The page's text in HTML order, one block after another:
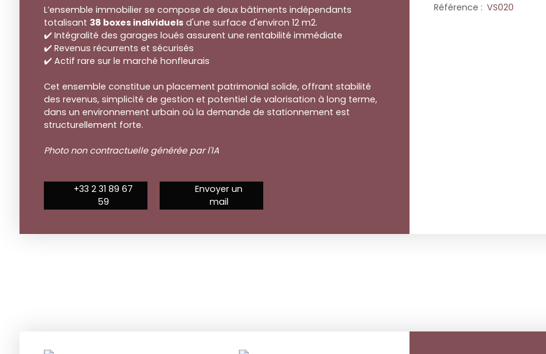
L’ensemble immobilier se compose de deux bâtiments indépendants
totalisant 38 boxes individuels d'une surface d'environ 12 m2.
✔️ Intégralité des garages loués assurent une rentabilité immédiate
✔️ Revenus récurrents et sécurisés
✔️ Actif rare sur le marché honfleurais
Cet ensemble constitue un placement patrimonial solide, offrant stabilité
des revenus, simplicité de gestion et potentiel de valorisation à long terme,
dans un environnement urbain où la demande de stationnement est
structurellement forte.
Photo non contractuelle générée par l'IA
+33 2 31 89 67
59
Envoyer un
mail
Référence : VS020